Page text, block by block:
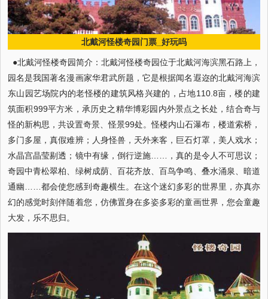
北戴河怪楼奇园门票_好玩吗
●北戴河怪楼奇园简介：北戴河怪楼奇园位于北戴河海滨黑石路上，
园名是我国著名漫画家华君武所题，它是根据闻名遐迩的北戴河海滨
东山园艺场院内的老怪楼的建筑风格兴建的，占地110.8亩，楼的建
筑面积999平方米，承历史之精华博彩园内外景点之长处，结合奇与
怪的新构思，共设置奇景、怪景99处。怪楼内山石瀑布，楼道索桥，
多门多屋，真假难辨；人身怪兽，天外来客，巨石灯罩，美人戏水；
水晶宫晶莹剔透；镜中有缘，倒行逆施……，真的是令人不可思议；
奇园中青松翠柏、绿树成荫、百花齐放、百鸟争鸣、叠水涌泉、暗道
通幽……都会使您感到奇趣横生。在这个迷幻多彩的世界里，亦真亦
幻的感觉时刻伴随着您，仿佛置身在多姿多彩的童画世界，您会童趣
大发，乐不思归。